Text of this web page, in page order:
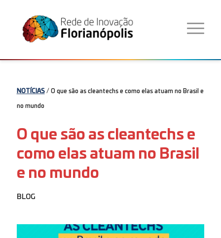
NOTÍCIAS/ O que são as cleantechs e como elas atuam no Brasil e
no mundo
O que são as cleantechs e
como elas atuam no Brasil
e no mundo
BLOG